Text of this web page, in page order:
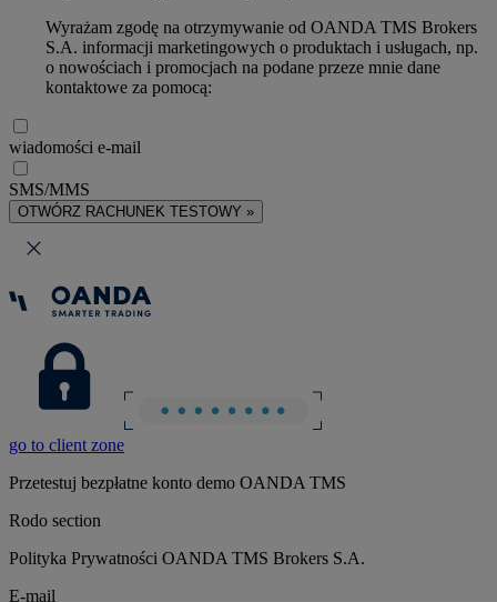
Wyrażam zgodę na otrzymywanie od OANDA TMS Brokers
S.A. informacji marketingowych o produktach i usługach, np.
o nowościach i promocjach na podane przeze mnie dane
kontaktowe za pomocą:
wiadomości e-mail
SMS/MMS
OTWÓRZ RACHUNEK TESTOWY »
go to client zone
Przetestuj bezpłatne konto demo OANDA TMS
Rodo section
Polityka Prywatności OANDA TMS Brokers S.A.
E-mail